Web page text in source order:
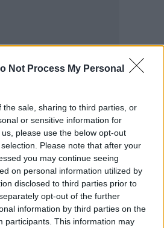
Not Process My Personal
the sale, sharing to third parties, or
or sensitive information for
please use the below opt-out
Please note that after your
you may continue seeing
on personal information utilized by
disclosed to third parties prior to
opt-out of the further
information by third parties on the
participants. This information may